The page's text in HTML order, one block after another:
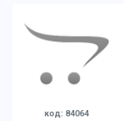
код: 84064